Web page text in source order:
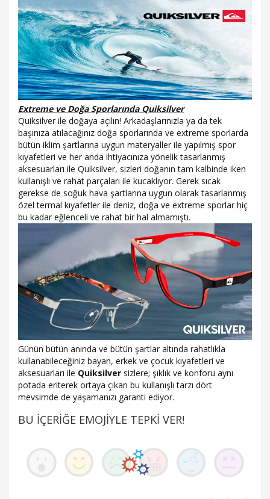
Extreme ve Doğa Sporlarında Quiksilver
Quiksilver ile doğaya açılın! Arkadaşlarınızla ya da tek
başınıza atılacağınız doğa sporlarında ve extreme sporlarda
bütün iklim şartlarına uygun materyaller ile yapılmış spor
kıyafetleri ve her anda ihtiyacınıza yönelik tasarlanmış
aksesuarları ile Quiksilver, sizleri doğanın tam kalbinde iken
kullanışlı ve rahat parçaları ile kucaklıyor. Gerek sıcak
gerekse de soğuk hava şartlarına uygun olarak tasarlanmış
özel termal kıyafetler ile deniz, doğa ve extreme sporlar hiç
bu kadar eğlenceli ve rahat bir hal almamıştı.
Günün bütün anında ve bütün şartlar altında rahatlıkla
kullanabileceğiniz bayan, erkek ve çocuk kıyafetleri ve
aksesuarları ile Quiksilver sizlere; şıklık ve konforu aynı
potada eriterek ortaya çıkan bu kullanışlı tarzı dört
mevsimde de yaşamanızı garanti ediyor.
BU İÇERİĞE EMOJİYLE TEPKİ VER!